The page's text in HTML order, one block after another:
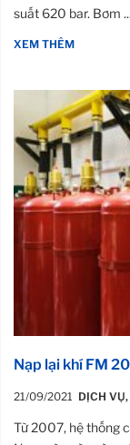
suất 620 bar. Bơm ...
XEM THÊM
Nạp lại khí FM
21/09/2021 DỊCH VỤ,
Từ 2007, hệ thống